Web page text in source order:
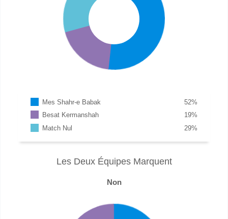
Mes Shahr-e Babak %
52
Besat Kermanshah
%
19
Match Nul
%
29
Les Deux Équipes Marquent
Non